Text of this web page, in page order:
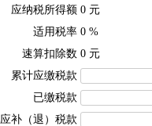
应纳税所得额 0 元
适用税率 0 %
速算扣除数 0 元
累计应缴税款
已缴税款
应补（退）税款